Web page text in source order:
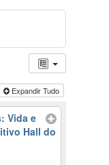
Expandir Tudo
Vida e
Hall do